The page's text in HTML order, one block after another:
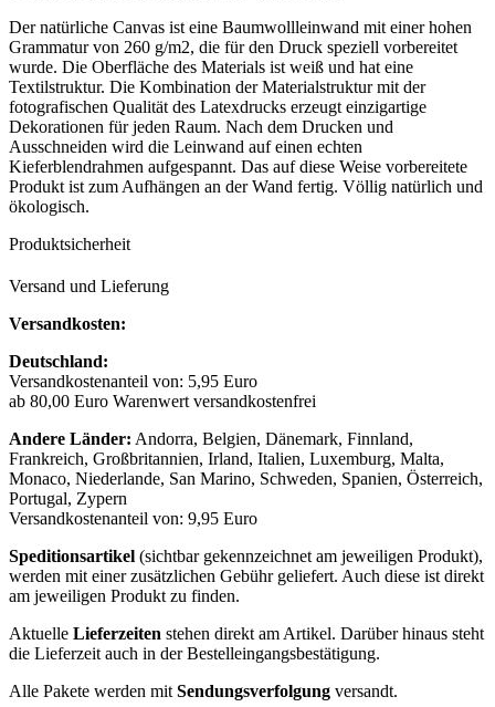
Der natürliche Canvas ist eine Baumwollleinwand mit einer hohen
Grammatur von 260 g/m2, die für den Druck speziell vorbereitet
wurde. Die Oberfläche des Materials ist weiß und hat eine
Textilstruktur. Die Kombination der Materialstruktur mit der
fotografischen Qualität des Latexdrucks erzeugt einzigartige
Dekorationen für jeden Raum. Nach dem Drucken und
Ausschneiden wird die Leinwand auf einen echten
Kieferblendrahmen aufgespannt. Das auf diese Weise vorbereitete
Produkt ist zum Aufhängen an der Wand fertig. Völlig natürlich und
ökologisch.
Produktsicherheit
Versand und Lieferung
Versandkosten:
Deutschland:
Versandkostenanteil von: 5,95 Euro
ab 80,00 Euro Warenwert versandkostenfrei
Andere Länder: Andorra, Belgien, Dänemark, Finnland,
Frankreich, Großbritannien, Irland, Italien, Luxemburg, Malta,
Monaco, Niederlande, San Marino, Schweden, Spanien, Österreich,
Portugal, Zypern
Versandkostenanteil von: 9,95 Euro
Speditionsartikel (sichtbar gekennzeichnet am jeweiligen Produkt),
werden mit einer zusätzlichen Gebühr geliefert. Auch diese ist direkt
am jeweiligen Produkt zu finden.
Aktuelle Lieferzeiten stehen direkt am Artikel. Darüber hinaus steht
die Lieferzeit auch in der Bestelleingangsbestätigung.
Alle Pakete werden mit Sendungsverfolgung versandt.